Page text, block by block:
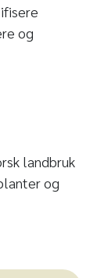
og
landbruk
og